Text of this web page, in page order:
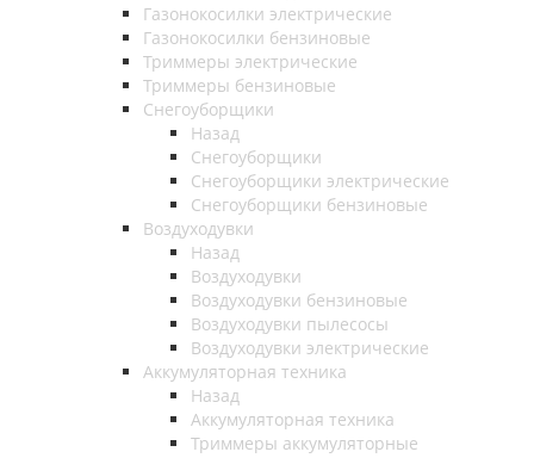
Газонокосилки электрические
Газонокосилки бензиновые
Триммеры электрические
Триммеры бензиновые
Снегоуборщики
Назад
Снегоуборщики
Снегоуборщики электрические
Снегоуборщики бензиновые
Воздуходувки
Назад
Воздуходувки
Воздуходувки бензиновые
Воздуходувки пылесосы
Воздуходувки электрические
Аккумуляторная техника
Назад
Аккумуляторная техника
Триммеры аккумуляторные